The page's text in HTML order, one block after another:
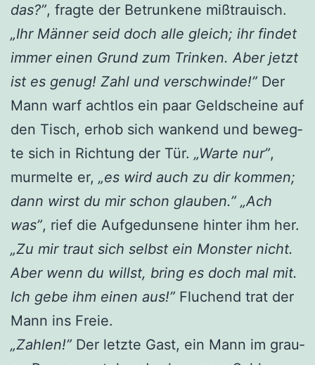
das?”, frag­te der Betrun­ke­ne miß­trau­isch.
„Ihr Män­ner seid doch alle gleich; ihr fin­det
immer einen Grund zum Trin­ken. Aber jetzt
ist es genug! Zahl und ver­schwin­de!” Der
Mann warf acht­los ein paar Geld­schei­ne auf
den Tisch, erhob sich wan­kend und beweg­
te sich in Rich­tung der Tür. „War­te nur”,
mur­mel­te er, „es wird auch zu dir kom­men;
dann wirst du mir schon glau­ben.” „Ach
was”, rief die Auf­ge­dun­se­ne hin­ter ihm her.
„Zu mir traut sich selbst ein Mons­ter nicht.
Aber wenn du willst, bring es doch mal mit.
Ich gebe ihm einen aus!” Flu­chend trat der
Mann ins Freie.
„Zah­len!” Der letz­te Gast, ein Mann im grau­